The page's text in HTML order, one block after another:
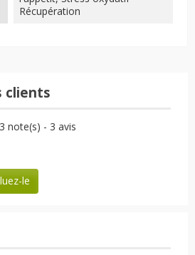
Récupération
clients
3 note(s) - 3 avis
le